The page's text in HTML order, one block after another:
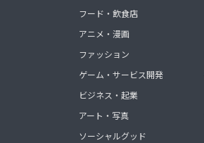
フード・飲食店
アニメ・漫画
ファッション
ゲーム・サービス開発
ビジネス・起業
アート・写真
ソーシャルグッド